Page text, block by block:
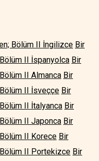
Bölüm II İngilizce Bir
II İspanyolca Bir
II Almanca Bir
II İsveççe Bir
II İtalyanca Bir
II Japonca Bir
II Korece Bir
II Portekizce Bir